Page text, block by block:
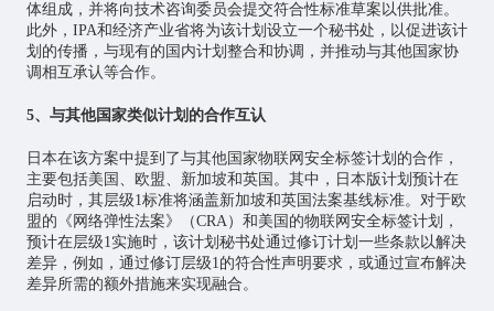
体组成，并将向技术咨询委员会提交符合性标准草案以供批准。
此外，IPA和经济产业省将为该计划设立一个秘书处，以促进该计
划的传播，与现有的国内计划整合和协调，并推动与其他国家协
调相互承认等合作。
5、与其他国家类似计划的合作互认
日本在该方案中提到了与其他国家物联网安全标签计划的合作，
主要包括美国、欧盟、新加坡和英国。其中，日本版计划预计在
启动时，其层级1标准将涵盖新加坡和英国法案基线标准。对于欧
盟的《网络弹性法案》（CRA）和美国的物联网安全标签计划，
预计在层级1实施时，该计划秘书处通过修订计划一些条款以解决
差异，例如，通过修订层级1的符合性声明要求，或通过宣布解决
差异所需的额外措施来实现融合。